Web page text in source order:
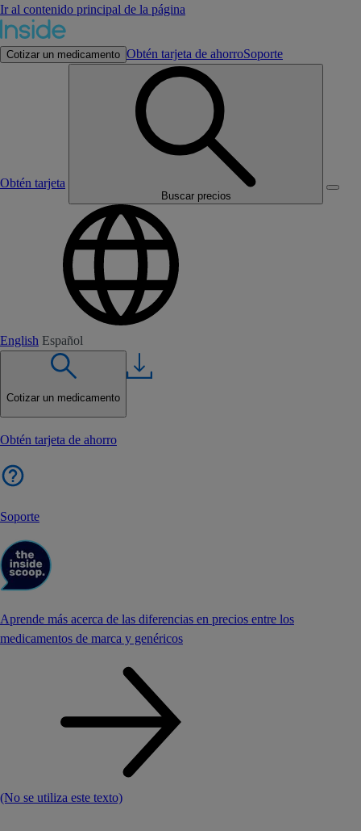
Ir al contenido principal de la página
Cotizar un medicamento Obtén tarjeta de ahorroSoporte
Obtén tarjeta
Buscar precios
English Español
Cotizar un medicamento
Obtén tarjeta de ahorro
Soporte
Aprende más acerca de las diferencias en precios entre los
medicamentos de marca y genéricos
(No se utiliza este texto)